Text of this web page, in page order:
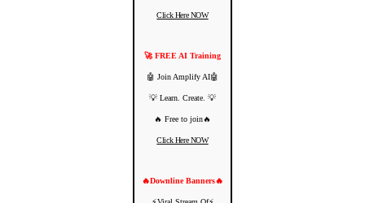
Click Here NOW
🚀 FREE AI Training
🤖 Join Amplify AI🤖
💡 Learn. Create. 💡
🔥 Free to join🔥
Click Here NOW
🔥Downline Banners🔥